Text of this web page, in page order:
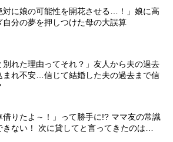
対に娘の可能性を開花させる…！」娘に高
自分の夢を押しつけた母の大誤算
別れた理由ってそれ？」友人から夫の過去
まれ不安…信じて結婚した夫の過去まで信
借りたよ～！」って勝手に!? ママ友の常識
きない！ 次に貸してと言ってきたのは…